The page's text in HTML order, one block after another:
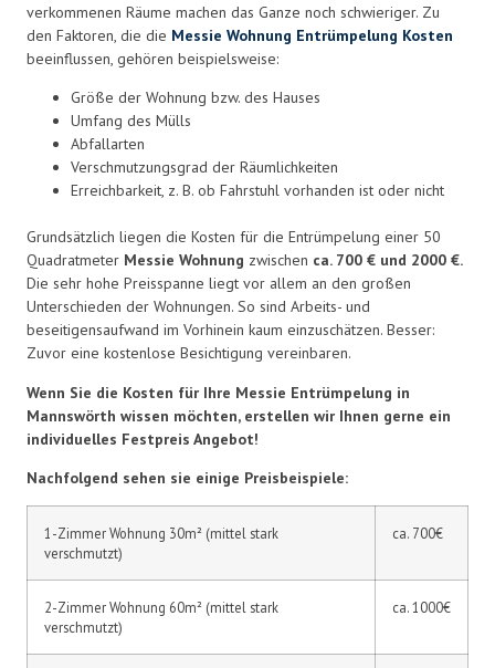
verkommenen Räume machen das Ganze noch schwieriger. Zu
den Faktoren, die die Messie Wohnung Entrümpelung Kosten
beeinflussen, gehören beispielsweise:
Größe der Wohnung bzw. des Hauses
Umfang des Mülls
Abfallarten
Verschmutzungsgrad der Räumlichkeiten
Erreichbarkeit, z. B. ob Fahrstuhl vorhanden ist oder nicht
Grundsätzlich liegen die Kosten für die Entrümpelung einer 50
Quadratmeter Messie Wohnung zwischen ca. 700 € und 2000 €.
Die sehr hohe Preisspanne liegt vor allem an den großen
Unterschieden der Wohnungen. So sind Arbeits- und
beseitigensaufwand im Vorhinein kaum einzuschätzen. Besser:
Zuvor eine kostenlose Besichtigung vereinbaren.
Wenn Sie die Kosten für Ihre Messie Entrümpelung in
Mannswörth wissen möchten, erstellen wir Ihnen gerne ein
individuelles Festpreis Angebot!
Nachfolgend sehen sie einige Preisbeispiele:
1-Zimmer Wohnung 30m² (mittel stark
verschmutzt)
ca. 700€
2-Zimmer Wohnung 60m² (mittel stark
verschmutzt)
ca. 1000€